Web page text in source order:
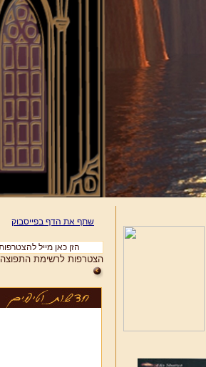
שתף את הדף בפייסבוק
הצטרפות לרשימת התפוצה